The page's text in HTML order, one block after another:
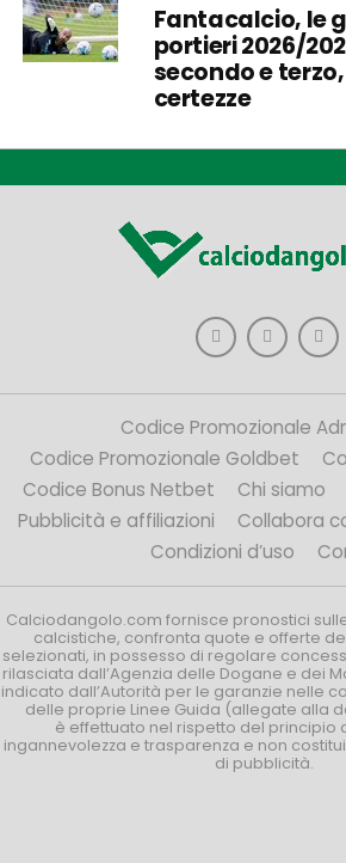
Fantacalcio, le
portieri 2026/
secondo e
certezze
Codice Promozionale
Codice Promozionale Goldbet
Codice Bonus Netbet
Chi siamo
Pubblicità e affiliazioni
Collabora
Condizioni d’uso
Calciodangolo.com fornisce pronostici
calcistiche, confronta quote e offerte
selezionati, in possesso di regolare
rilasciata dall’Agenzia delle Dogane e dei
indicato dall’Autorità per le garanzie nelle
delle proprie Linee Guida (allegate alla
è effettuato nel rispetto del principio
ingannevolezza e trasparenza e non
di pubblicità.